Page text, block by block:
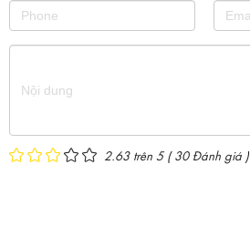
2.63 trên 5(30Đánh giá )